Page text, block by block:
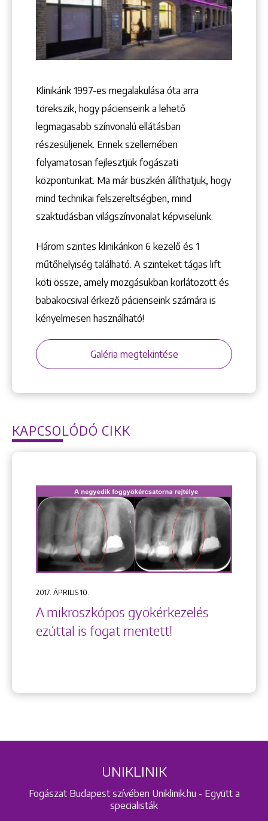
+36 1 222 7250
+36 1 222 9150
1148 Budapest, Örs vezér tere 2.
Klinikánk 1997-­es megalakulása óta arra
törekszik, hogy pácienseink a lehető
legmagasabb színvonalú ellátásban
részesüljenek. Ennek szellemében
folyamatosan fejlesztjük fogászati
központunkat. Ma már büszkén állíthatjuk, hogy
mind technikai felszereltségben, mind
szaktudásban világszínvonalat képviselünk.
Három szintes klinikánkon 6 kezelő ­és 1
műtőhelyiség található. A szinteket tágas lift
köti össze, amely mozgásukban korlátozott és
babakocsival érkező pácienseink számára is
kényelmesen használható!
Galéria megtekintése
KAPCSOLÓDÓ CIKK
2017. ÁPRILIS 10.
A mikroszkópos gyökérkezelés
ezúttal is fogat mentett!
UNIKLINIK
Fogászat Budapest szívében Uniklinik.hu - Együtt a
specialisták